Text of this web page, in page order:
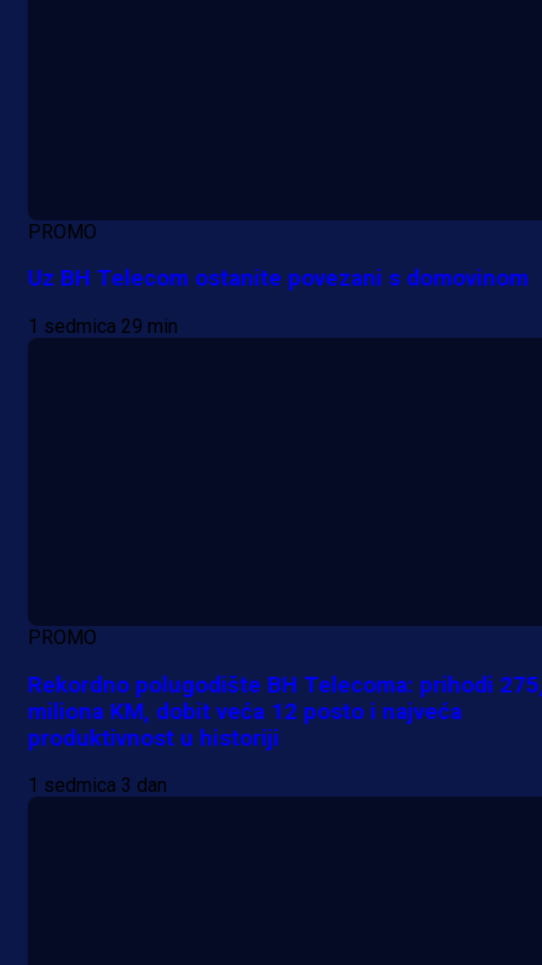
PROMO
Uz BH Telecom ostanite povezani s domovinom
1 sedmica 29 min
PROMO
Rekordno polugodište BH Telecoma: prihodi
miliona KM, dobit veća 12 posto i najveća
produktivnost u historiji
1 sedmica 3 dan